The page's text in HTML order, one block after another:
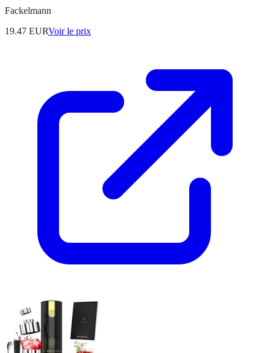
Fackelmann
19.47 EURVoir le prix